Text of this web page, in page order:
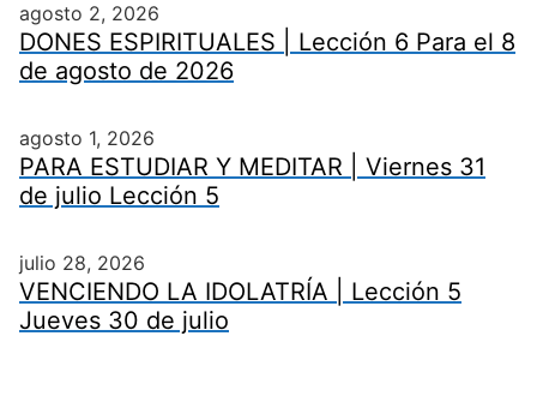
agosto 2, 2026
DONES ESPIRITUALES | Lección 6 Para el 8
de agosto de 2026
agosto 1, 2026
PARA ESTUDIAR Y MEDITAR | Viernes 31
de julio Lección 5
julio 28, 2026
VENCIENDO LA IDOLATRÍA | Lección 5
Jueves 30 de julio